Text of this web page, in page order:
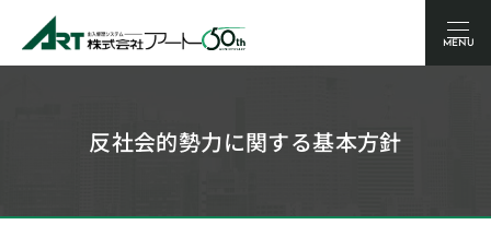
MENU
反社会的勢力に関する基本方針